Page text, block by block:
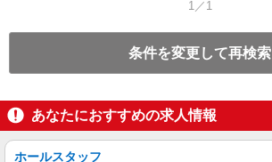
1／1
条件を変更して再検索
あなたにおすすめの求人情報
ホールスタッフ